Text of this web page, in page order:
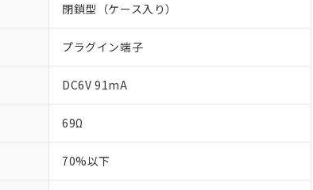
閉鎖型（ケース入り）
プラグイン端子
DC6V 91mA
69Ω
70%以下